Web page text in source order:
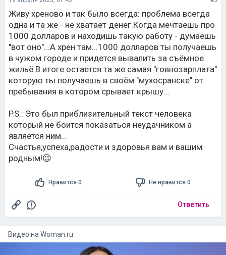
Живу хреново и так было всегда: проблема всегда
одна и та же - не хватает денег.Когда мечтаешь про
1000 долларов и находишь такую работу - думаешь
"вот оно"...А хрен там...1000 долларов ты получаешь
в чужом городе и придется вывалить за съёмное
жильё.В итоге остается та же самая "говнозарплата"
которую ты получаешь в своём "мухосранске" от
пребывания в котором срывает крышу...
P.S.: Это был приблизительный текст человека
который не боится показаться неудачником а
является ним...
Счастья,успеха,радости и здоровья вам и вашим
родным!😉
Нравится 0 Не нравится 0
Ответить
Видео на woman.ru